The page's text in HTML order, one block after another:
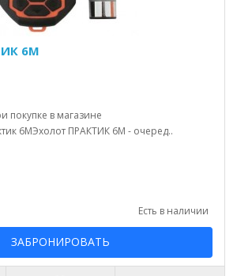
6М
покупке в магазине
6МЭхолот ПРАКТИК 6М - очеред..
Есть в наличии
ЗАБРОНИРОВАТЬ